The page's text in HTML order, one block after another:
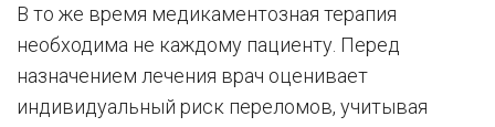
В то же время медикаментозная терапия
необходима не каждому пациенту. Перед
назначением лечения врач оценивает
индивидуальный риск переломов, учитывая